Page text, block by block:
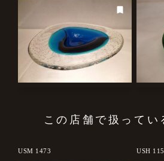
この店舗で扱ってい
USM 1473 USH